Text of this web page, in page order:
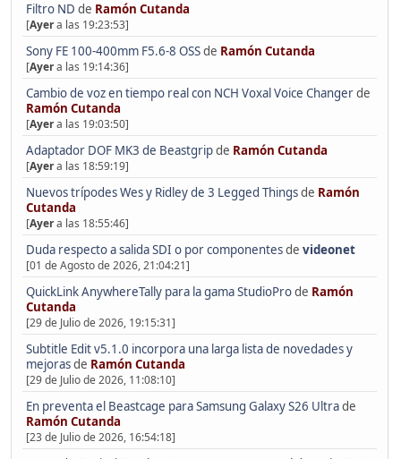
Filtro ND de Ramón Cutanda
[Ayera las 19:23:53]
Sony FE 100-400mm F5.6-8 OSSde Ramón Cutanda
[Ayera las 19:14:36]
Cambio de voz en tiempo real con NCH Voxal Voice Changerde
Ramón Cutanda
[Ayera las 19:03:50]
Adaptador DOF MK3 de Beastgripde Ramón Cutanda
[Ayera las 18:59:19]
Nuevos trípodes Wes y Ridley de 3 Legged Thingsde Ramón
Cutanda
[Ayera las 18:55:46]
Duda respecto a salida SDI o por componentesde videonet
[01 de Agosto de 2026, 21:04:21]
QuickLink AnywhereTally para la gama StudioProde Ramón
Cutanda
[29 de Julio de 2026, 19:15:31]
Subtitle Edit v5.1.0 incorpora una larga lista de novedades y
mejorasde Ramón Cutanda
[29 de Julio de 2026, 11:08:10]
En preventa el Beastcage para Samsung Galaxy S26 Ultrade
Ramón Cutanda
[23 de Julio de 2026, 16:54:18]